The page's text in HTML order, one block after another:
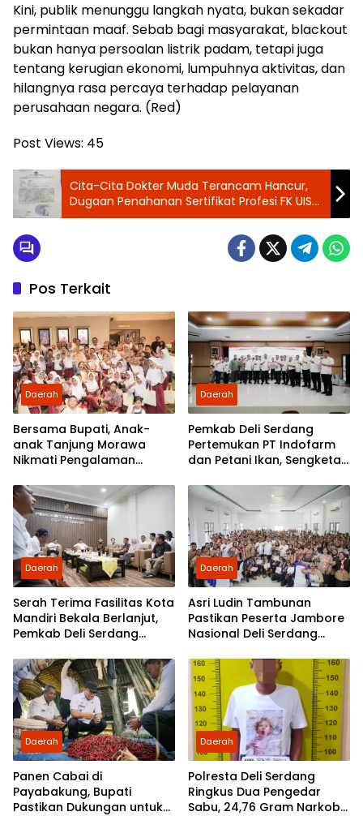
Kini, publik menunggu langkah nyata, bukan sekadar
permintaan maaf. Sebab bagi masyarakat, blackout
bukan hanya persoalan listrik padam, tetapi juga
tentang kerugian ekonomi, lumpuhnya aktivitas, dan
hilangnya rasa percaya terhadap pelayanan
perusahaan negara. (Red)
Post Views: 45
Cita-Cita Dokter Muda Terancam Hancur,
Dugaan Penahanan Sertifikat Profesi FK UISU
Berujung Laporan Polisi
Pos Terkait
Daerah
Bersama Bupati, Anak-
anak Tanjung Morawa
Nikmati Pengalaman
Daerah
Pemkab Deli Serdang
Pertemukan PT Indofarm
dan Petani Ikan, Sengketa
Daerah
Serah Terima Fasilitas Kota
Mandiri Bekala Berlanjut,
Pemkab Deli Serdang
Daerah
Asri Ludin Tambunan
Pastikan Peserta Jambore
Nasional Deli Serdang
Biaya
Daerah
Panen Cabai di
Payabakung, Bupati
Pastikan Dukungan untuk
Daerah
Polresta Deli Serdang
Ringkus Dua Pengedar
Sabu, 24,76 Gram Narkoba